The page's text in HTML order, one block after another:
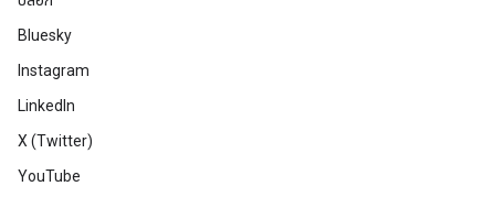
Bluesky
Instagram
LinkedIn
X (Twitter)
YouTube